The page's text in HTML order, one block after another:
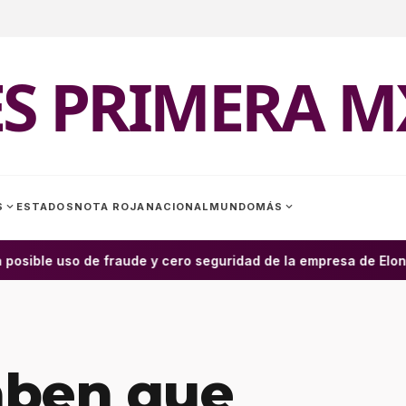
PRIMERA
expand_more ESTADOS NOTA ROJA NACIONAL MUNDOMÁS expand_more
uso de fraude y cero seguridad de la empresa de Elon